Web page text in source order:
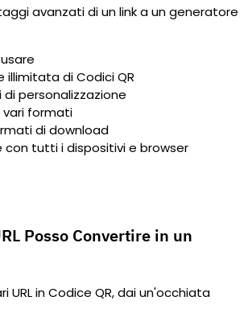
avanzati di un link a un generatore
illimitata di Codici QR
di personalizzazione
vari formati
di download
tutti i dispositivi e browser
Posso Convertire in un
URL in Codice QR, dai un'occhiata